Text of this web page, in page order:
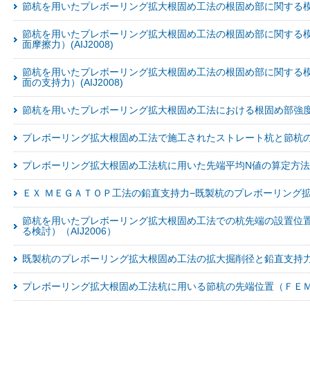
節杭を用いたプレボーリング拡大根固め工法の根固め部に関する
節杭を用いたプレボーリング拡大根固め工法の根固め部に関する
面摩擦力）(AIJ2008)
節杭を用いたプレボーリング拡大根固め工法の根固め部に関する
面の支持力）(AIJ2008)
節杭を用いたプレボーリング拡大根固め工法における根固め部強
プレボーリング拡大根固め工法で施工されたストレート杭と節杭
プレボーリング拡大根固め工法杭に用いた先端平均N値の算定方
ＥＸ ＭＥＧＡＴＯＰ工法の鉛直支持力−既製杭のプレボーリング
節杭を用いたプレボーリング拡大根固め工法での杭先端の設置位
る検討）（AIJ2006）
既製杭のプレボーリング拡大根固め工法の拡大掘削径と鉛直支持
プレボーリング拡大根固め工法杭に用いる節杭の先端位置（ＦＥ